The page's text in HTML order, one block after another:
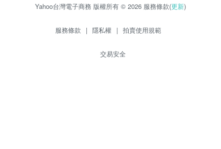
Yahoo台灣電子商務 版權所有 © 2026 服務條款(更新)
服務條款 | 隱私權 | 拍賣使用規範
交易安全